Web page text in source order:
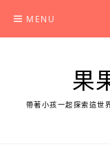
content
MENU
果
帶著小孩一起探索這世